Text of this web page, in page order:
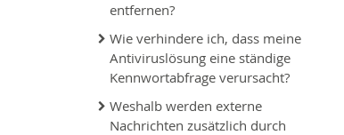
entfernen?
Wie verhindere ich, dass meine
Antiviruslösung eine ständige
Kennwortabfrage verursacht?
Weshalb werden externe
Nachrichten zusätzlich durch